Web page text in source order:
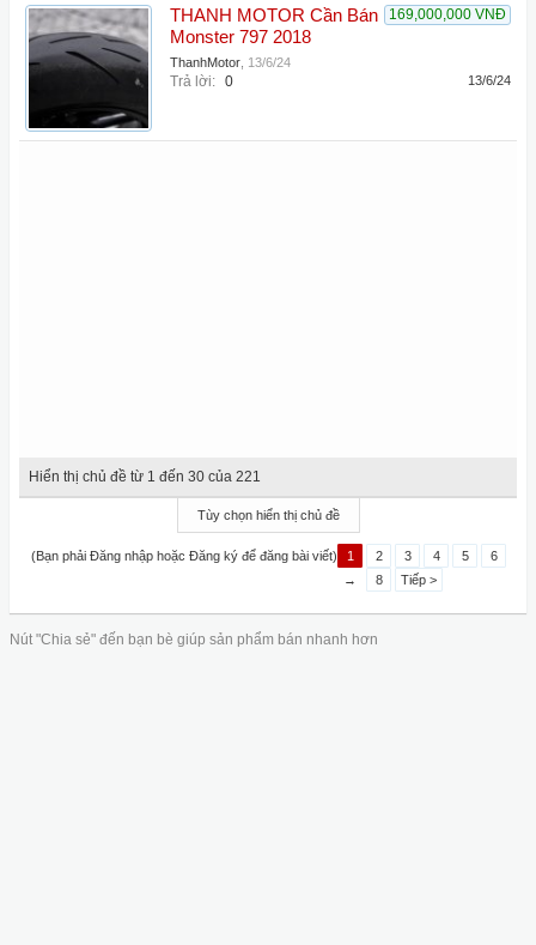
169,000,000 VNĐ
THANH MOTOR Cần Bán
Monster 797 2018
ThanhMotor 13/6/24
Trả lời: 0 13/6/24
Hiển thị chủ đề từ 1 đến 30 của 221
Tùy chọn hiển thị chủ đề
(Bạn phải Đăng nhập hoặc Đăng ký để đăng bài viết) 1 2 3 4 5
6
→
8 Tiếp >
Nút "Chia sẻ" đến bạn bè giúp sản phẩm bán nhanh hơn